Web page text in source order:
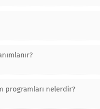
programları nelerdir?